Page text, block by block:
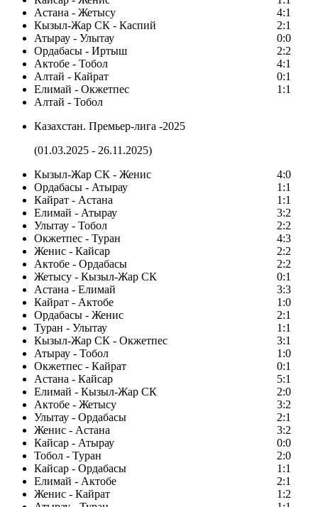
Астана - Жетысу
4:1
Кызыл-Жар СК - Каспий
2:1
Атырау - Улытау
0:0
Ордабасы - Иртыш
2:2
Актобе - Тобол
4:1
Алтай - Кайрат
0:1
Елимай - Окжетпес
1:1
Алтай - Тобол
Казахстан. Премьер-лига -2025
(01.03.2025 - 26.11.2025)
Кызыл-Жар СК - Женис
4:0
Ордабасы - Атырау
1:1
Кайрат - Астана
1:1
Елимай - Атырау
3:2
Улытау - Тобол
2:2
Окжетпес - Туран
4:3
Женис - Кайсар
2:2
Актобе - Ордабасы
2:2
Жетысу - Кызыл-Жар СК
0:1
Астана - Елимай
3:3
Кайрат - Актобе
1:0
Ордабасы - Женис
2:1
Туран - Улытау
1:1
Кызыл-Жар СК - Окжетпес
3:1
Атырау - Тобол
1:0
Окжетпес - Кайрат
0:1
Астана - Кайсар
5:1
Елимай - Кызыл-Жар СК
2:0
Актобе - Жетысу
3:2
Улытау - Ордабасы
2:1
Женис - Астана
3:2
Кайсар - Атырау
0:0
Тобол - Туран
2:0
Кайсар - Ордабасы
1:1
Елимай - Актобе
2:1
Женис - Кайрат
1:2